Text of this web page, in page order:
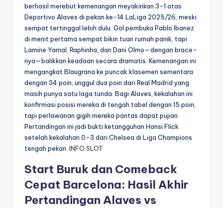
berhasil merebut kemenangan meyakinkan 3-1 atas
Deportivo Alaves di pekan ke-14 LaLiga 2025/26, meski
sempat tertinggal lebih dulu. Gol pembuka Pablo Ibanez
di menit pertama sempat bikin tuan rumah panik, tapi
Lamine Yamal, Raphinha, dan Dani Olmo—dengan brace-
nya—balikkan keadaan secara dramatis. Kemenangan ini
mengangkat Blaugrana ke puncak klasemen sementara
dengan 34 poin, unggul dua poin dari Real Madrid yang
masih punya satu laga tunda. Bagi Alaves, kekalahan ini
konfirmasi posisi mereka di tengah tabel dengan 15 poin,
tapi perlawanan gigih mereka pantas dapat pujian.
Pertandingan ini jadi bukti ketangguhan Hansi Flick
setelah kekalahan 0-3 dari Chelsea di Liga Champions
tengah pekan. INFO SLOT
Start Buruk dan Comeback
Cepat Barcelona: Hasil Akhir
Pertandingan Alaves vs